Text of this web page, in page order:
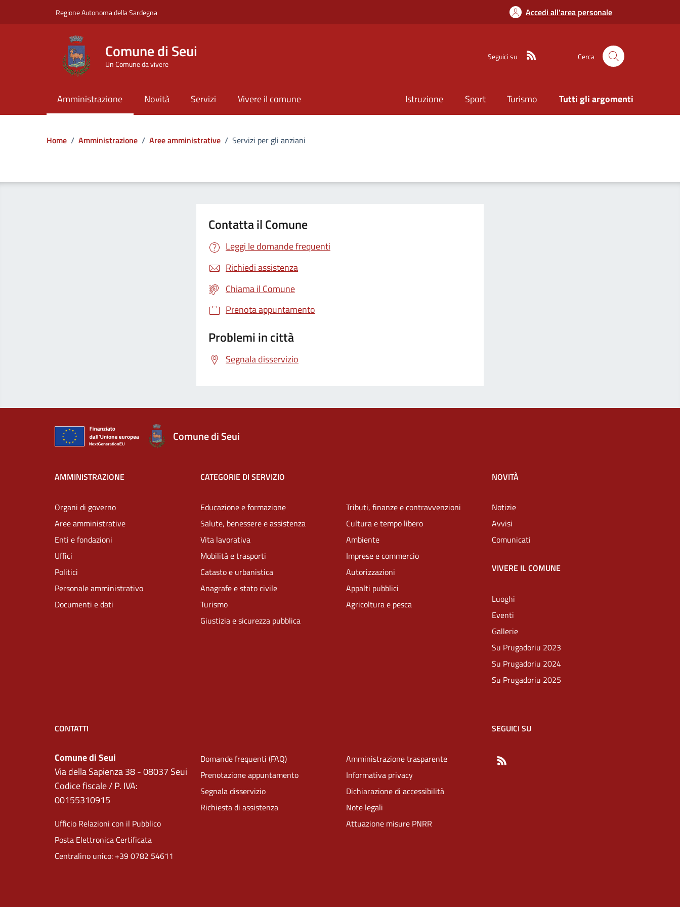
Regione Autonoma della Sardegna Accedi all'area personale
Comune di Seui
Un Comune da vivere
Seguici su Cerca
Amministrazione Novità Servizi Vivere il comune Istruzione Sport Turismo Tutti gli argomenti
Home / Amministrazione / Aree amministrative / Servizi per gli anziani
Contatta il Comune
Leggi le domande frequenti
Richiedi assistenza
Chiama il Comune
Prenota appuntamento
Problemi in città
Segnala disservizio
Comune di Seui
AMMINISTRAZIONE
Organi di governo
Aree amministrative
Enti e fondazioni
Uffici
Politici
Personale amministrativo
Documenti e dati
CATEGORIE DI SERVIZIO
Educazione e formazione
Salute, benessere e assistenza
Vita lavorativa
Mobilità e trasporti
Catasto e urbanistica
Anagrafe e stato civile
Turismo
Giustizia e sicurezza pubblica
Tributi, finanze e contravvenzioni
Cultura e tempo libero
Ambiente
Imprese e commercio
Autorizzazioni
Appalti pubblici
Agricoltura e pesca
NOVITÀ
Notizie
Avvisi
Comunicati
VIVERE IL COMUNE
Luoghi
Eventi
Gallerie
Su Prugadoriu 2023
Su Prugadoriu 2024
Su Prugadoriu 2025
CONTATTI
Comune di Seui
Via della Sapienza 38 - 08037 Seui
Codice fiscale / P. IVA:
00155310915
Ufficio Relazioni con il Pubblico
Posta Elettronica Certificata
Centralino unico: +39 0782 54611
Domande frequenti (FAQ)
Prenotazione appuntamento
Segnala disservizio
Richiesta di assistenza
Amministrazione trasparente
Informativa privacy
Dichiarazione di accessibilità
Note legali
Attuazione misure PNRR
SEGUICI SU